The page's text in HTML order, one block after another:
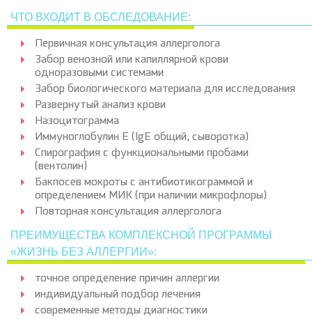
ЧТО ВХОДИТ В ОБСЛЕДОВАНИЕ:
Первичная консультация аллерголога
Забор венозной или капиллярной крови
одноразовыми системами
Забор биологического материала для исследования
Развернутый анализ крови
Назоцитограмма
Иммуноглобулин E (IgE общий, сыворотка)
Спирография с функциональными пробами
(вентолин)
Бакпосев мокроты с антибиотикограммой и
определением МИК (при наличии микрофлоры)
Повторная консультация аллерголога
ПРЕИМУЩЕСТВА КОМПЛЕКСНОЙ ПРОГРАММЫ
«ЖИЗНЬ БЕЗ АЛЛЕРГИИ»:
точное определение причин аллергии
индивидуальный подбор лечения
современные методы диагностики